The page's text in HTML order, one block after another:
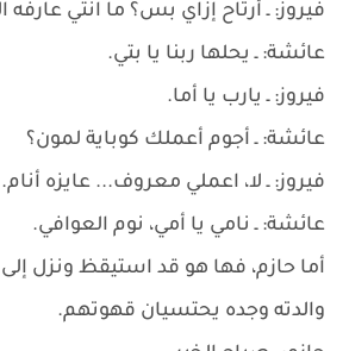
فيروز: ـ أرتاح إزاي بس؟ ما انتي عارفه
عائشة: ـ يحلها ربنا يا بتي.
فيروز: ـ يارب يا أما.
عائشة: ـ أجوم أعملك كوباية لمون؟
فيروز: ـ لا، اعملي معروف... عايزه أنام.
عائشة: ـ نامي يا أمي، نوم العوافي.
أما حازم، فها هو قد استيقظ ونزل
والدته وجده يحتسيان قهوتهم.